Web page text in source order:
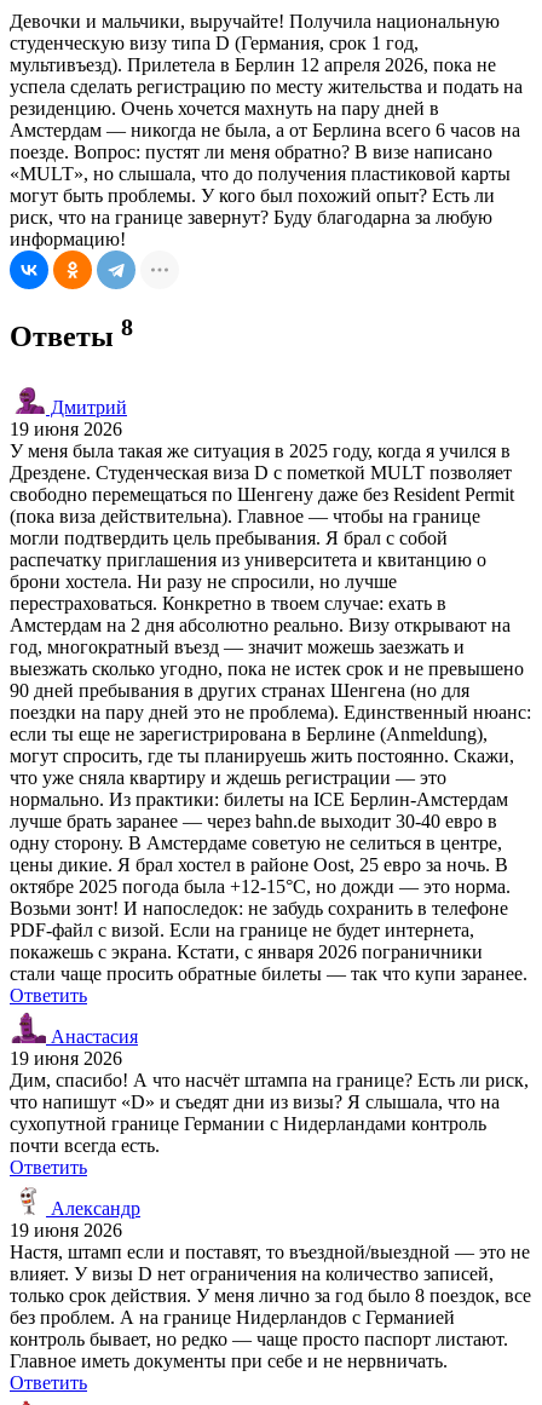
Девочки и мальчики, выручайте! Получила национальную
студенческую визу типа D (Германия, срок 1 год,
мультивъезд). Прилетела в Берлин 12 апреля 2026, пока не
успела сделать регистрацию по месту жительства и подать на
резиденцию. Очень хочется махнуть на пару дней в
Амстердам — никогда не была, а от Берлина всего 6 часов на
поезде. Вопрос: пустят ли меня обратно? В визе написано
«MULT», но слышала, что до получения пластиковой карты
могут быть проблемы. У кого был похожий опыт? Есть ли
риск, что на границе завернут? Буду благодарна за любую
информацию!
Ответы 8
Дмитрий
19 июня 2026
У меня была такая же ситуация в 2025 году, когда я учился в
Дрездене. Студенческая виза D с пометкой MULT позволяет
свободно перемещаться по Шенгену даже без Resident Permit
(пока виза действительна). Главное — чтобы на границе
могли подтвердить цель пребывания. Я брал с собой
распечатку приглашения из университета и квитанцию о
брони хостела. Ни разу не спросили, но лучше
перестраховаться. Конкретно в твоем случае: ехать в
Амстердам на 2 дня абсолютно реально. Визу открывают на
год, многократный въезд — значит можешь заезжать и
выезжать сколько угодно, пока не истек срок и не превышено
90 дней пребывания в других странах Шенгена (но для
поездки на пару дней это не проблема). Единственный нюанс:
если ты еще не зарегистрирована в Берлине (Anmeldung),
могут спросить, где ты планируешь жить постоянно. Скажи,
что уже сняла квартиру и ждешь регистрации — это
нормально. Из практики: билеты на ICE Берлин-Амстердам
лучше брать заранее — через bahn.de выходит 30-40 евро в
одну сторону. В Амстердаме советую не селиться в центре,
цены дикие. Я брал хостел в районе Oost, 25 евро за ночь. В
октябре 2025 погода была +12-15°C, но дожди — это норма.
Возьми зонт! И напоследок: не забудь сохранить в телефоне
PDF-файл с визой. Если на границе не будет интернета,
покажешь с экрана. Кстати, с января 2026 пограничники
стали чаще просить обратные билеты — так что купи заранее.
Ответить
Анастасия
19 июня 2026
Дим, спасибо! А что насчёт штампа на границе? Есть ли риск,
что напишут «D» и съедят дни из визы? Я слышала, что на
сухопутной границе Германии с Нидерландами контроль
почти всегда есть.
Ответить
Александр
19 июня 2026
Настя, штамп если и поставят, то въездной/выездной — это не
влияет. У визы D нет ограничения на количество записей,
только срок действия. У меня лично за год было 8 поездок, все
без проблем. А на границе Нидерландов с Германией
контроль бывает, но редко — чаще просто паспорт листают.
Главное иметь документы при себе и не нервничать.
Ответить